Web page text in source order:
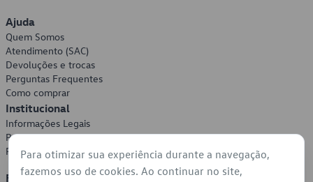
Ajuda
Quem Somos
Atendimento (SAC)
Devoluções e trocas
Perguntas Frequentes
Como comprar
Institucional
Informações Legais
Política de Privacidade
Política de Cookies
Formas de Pagamento
Para otimizar sua experiência durante a navegação,
fazemos uso de cookies. Ao continuar no site,